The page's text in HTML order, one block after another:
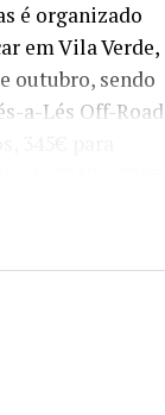
é organizado
em Vila Verde,
outubro, sendo
a-Lés Off-Road
da FMP e 325€
aqui.